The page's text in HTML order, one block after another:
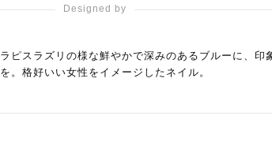
Designed by
ラピスラズリの様な鮮やかで深みのあるブルーに、印
を。格好いい女性をイメージしたネイル。